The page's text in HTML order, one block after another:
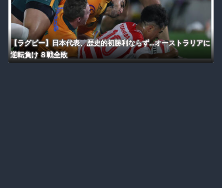
【ラグビー】日本代表、歴史的初勝利ならず…オーストラリアに
逆転負け ８戦全敗